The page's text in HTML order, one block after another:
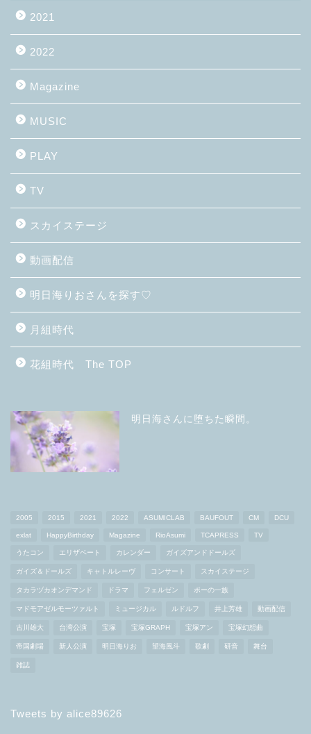
2021
2022
Magazine
MUSIC
PLAY
TV
スカイステージ
動画配信
明日海りおさんを探す♡
月組時代
花組時代 The TOP
明日海さんに堕ちた瞬間。
2005 2015 2021 2022 ASUMICLAB BAUFOUT CM DCU
exlat HappyBirthday Magazine RioAsumi TCAPRESS TV
うたコン エリザベート カレンダー ガイズアンドドールズ
ガイズ＆ドールズ キャトルレーヴ コンサート スカイステージ
タカラヅカオンデマンド ドラマ フェルゼン ポーの一族
マドモアゼルモーツァルト ミュージカル ルドルフ 井上芳雄 動画配信
古川雄大 台湾公演 宝塚 宝塚GRAPH 宝塚アン 宝塚幻想曲
帝国劇場 新人公演 明日海りお 望海風斗 歌劇 研音 舞台
雑誌
Tweets by alice89626